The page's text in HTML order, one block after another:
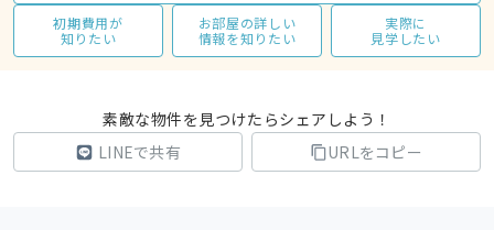
初期費用が
知りたい
お部屋の詳しい
情報を知りたい
実際に
見学したい
素敵な物件を見つけたらシェアしよう！
LINEで共有
URLをコピー